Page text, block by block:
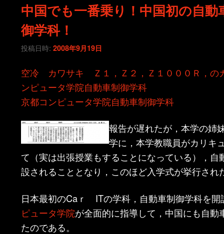
ン
ツ
移
動
テ
へ
動
中国でも一番乗り！中国初の自動
御学科！
投稿日時:2008年9月19日
空冷 カワサキ Ｚ１，Ｚ２，Ｚ１０００Ｒ，の
ンピュータ学院自動車制御学科
京都コンピュータ学院自動車制御学科
報告が遅れたが，本学の姉
学に，本学教職員がカリキ
て（実は出張授業もすることになっている），自
設されることとなり，このほど入学式が挙行され
日本最初のCaｒ ITの学科，自動車制御学科を開
ピュータ学院が全面的に指導して，中国にも自動
たのである。